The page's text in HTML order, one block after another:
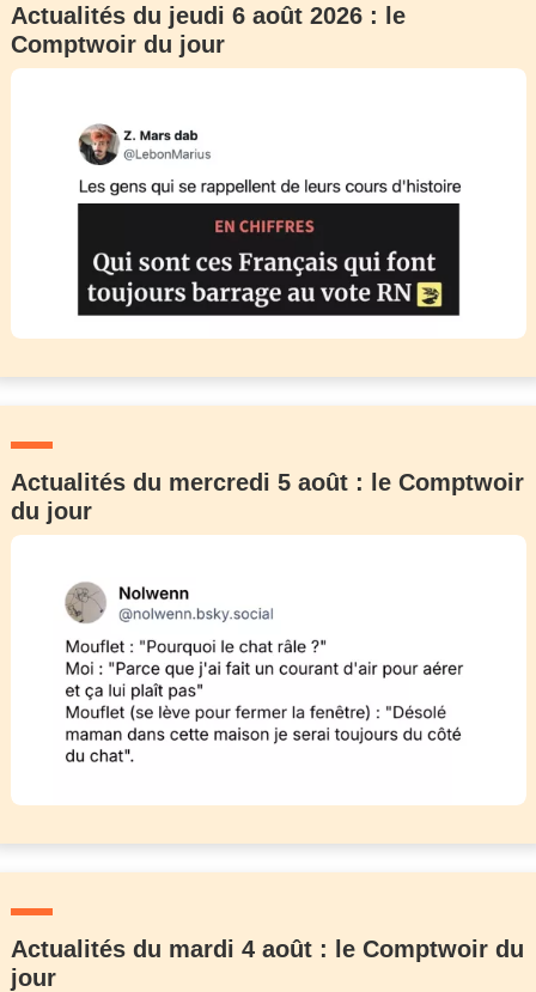
Actualités du jeudi 6 août 2026 : le
Comptwoir du jour
Actualités du mercredi 5 août : le Comptwoir
du jour
Actualités du mardi 4 août : le Comptwoir du
jour